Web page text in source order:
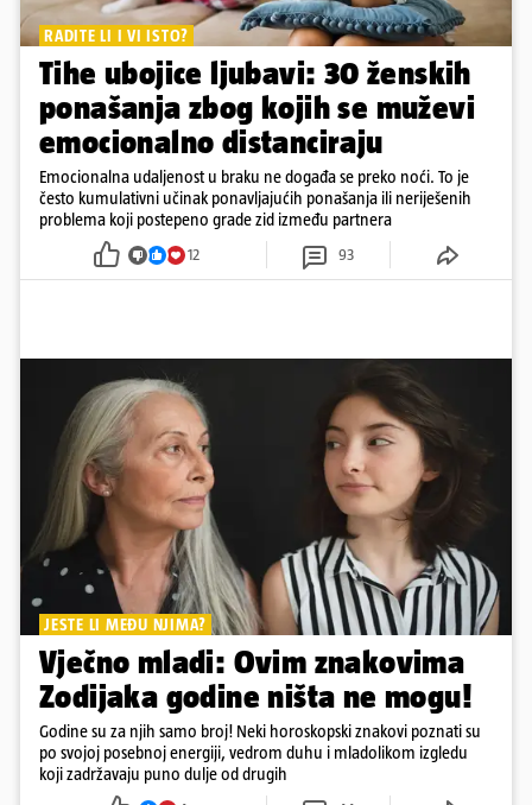
RADITE LI I VI ISTO?
Tihe ubojice ljubavi: 30 ženskih
ponašanja zbog kojih se muževi
emocionalno distanciraju
Emocionalna udaljenost u braku ne događa se preko noći. To je
često kumulativni učinak ponavljajućih ponašanja ili neriješenih
problema koji postepeno grade zid između partnera
12 93
JESTE LI MEĐU NJIMA?
Vječno mladi: Ovim znakovima
Zodijaka godine ništa ne mogu!
Godine su za njih samo broj! Neki horoskopski znakovi poznati su
po svojoj posebnoj energiji, vedrom duhu i mladolikom izgledu
koji zadržavaju puno dulje od drugih